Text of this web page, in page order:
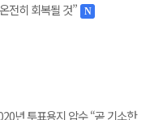
전히 회복될 것” N
년 투표용지 압수 “곧 기소한